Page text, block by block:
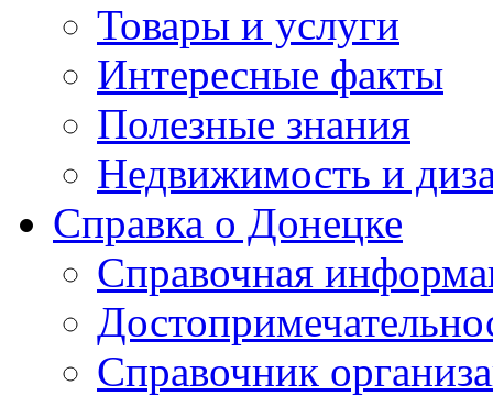
Товары и услуги
Интересные факты
Полезные знания
Недвижимость и
Справка о Донецке
Справочная
Справочник